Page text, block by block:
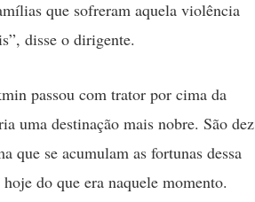
que sofreram aquela violência
disse o dirigente.
passou com trator por cima da
uma destinação mais nobre. São dez
que se acumulam as fortunas dessa
do que era naquele momento.